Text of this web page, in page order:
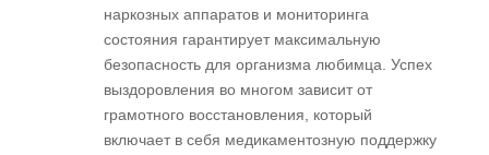
наркозных аппаратов и мониторинга
состояния гарантирует максимальную
безопасность для организма любимца. Успех
выздоровления во многом зависит от
грамотного восстановления, который
включает в себя медикаментозную поддержку